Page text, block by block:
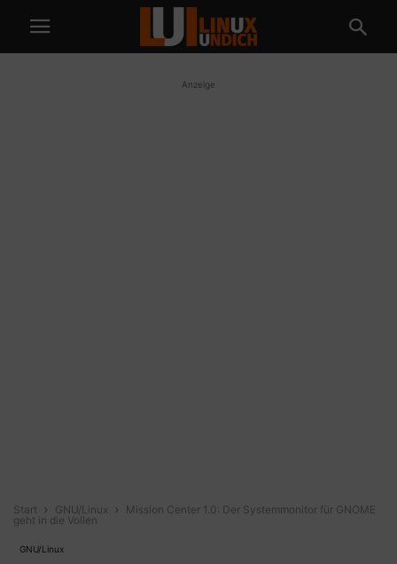
Anzeige
Start GNU/Linux
Mission Center 1.0: Der Systemmonitor für GNOME
geht in die Vollen
GNU/Linux